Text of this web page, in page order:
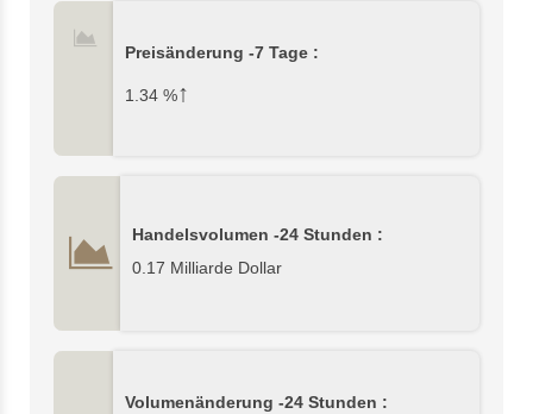
Preisänderung -7 Tage :
1.34 %↑
Handelsvolumen -24 Stunden :
0.17 Milliarde Dollar
Volumenänderung -24 Stunden :